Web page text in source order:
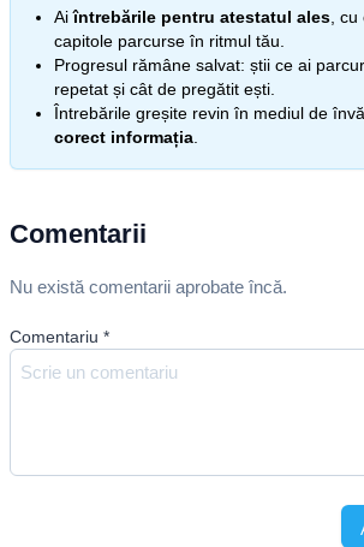
Aiîntrebările pentru atestatul ales ,
capitole parcurse în ritmul tău.
Progresul rămâne salvat: știi ce ai
repetat și cât de pregătit ești.
Întrebările greșite revin în mediul de
corect informația
Comentarii
Nu există comentarii aprobate încă.
Comentariu *